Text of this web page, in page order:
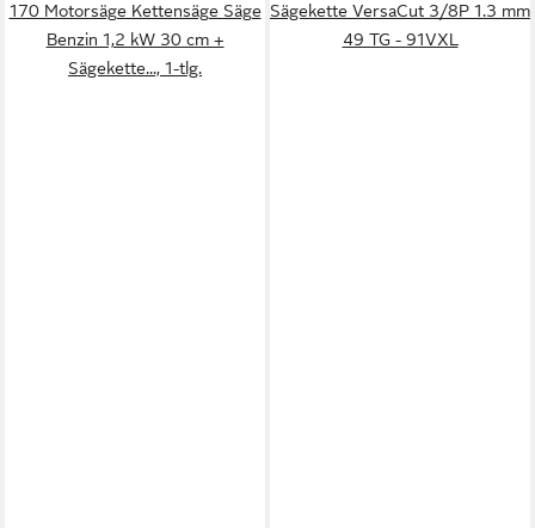
170 Motorsäge Kettensäge Säge
Benzin 1,2 kW 30 cm +
Sägekette..., 1-tlg.
Sägekette VersaCut 3/8P 1.3 mm
49 TG - 91VXL